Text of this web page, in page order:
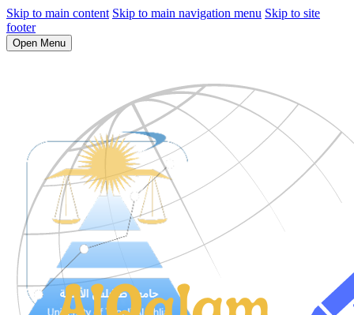
Skip to main content Skip to main navigation menu Skip to site
footer
Open Menu